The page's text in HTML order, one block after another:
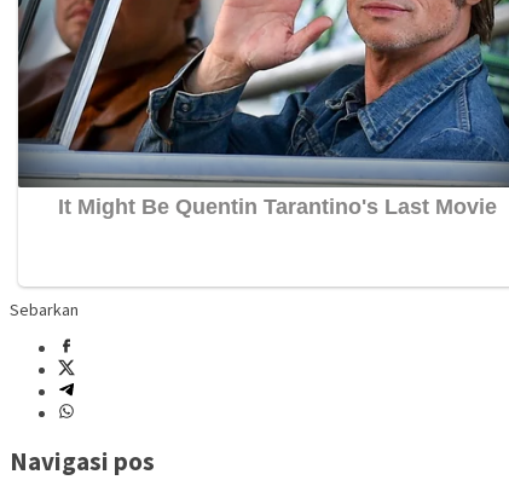
Sebarkan
Navigasi pos